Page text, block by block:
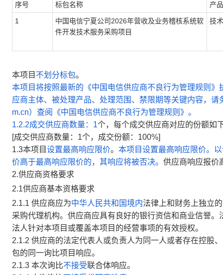
序号 标包名称 产
1
中国电信宁夏公司2026年营收及业务稽核系统软
件开发技术服务采购项目
技
本项目 不划分标包。
本项目将按照最新的《中国电信供应商不良行为管理规则
应商主体、被处理产品、处理范围、禁限期等关键内容，
m.cn）查阅《中国电信供应商不良行为管理规则》。
1.2.2成交供应商数量： 1个，每个成交供应商对应的份额如
[成交供应商数量： 1个，成交份额： 100%]
1.3本项目设置最高响应限价。 本项目设置最高响应限价。
价高于最高响应限价的，其响应将被否决。 供应商响应报价
2.供应商资格要求
2.1供应商基本资格要求
2.1.1 供应商应为中华人民共和国境内法律上和财务上独立
采购代理机构。 供应商应具有良好的银行资信和商业信誉
法人针对本项目或覆盖本项目的经营事项的有效授权。
2.1.2 供应商的法定代表人或负责人为同一人或者存在控股
包的同一询比项目响应。
2.1.3 本次询 比不接受联合体响应。